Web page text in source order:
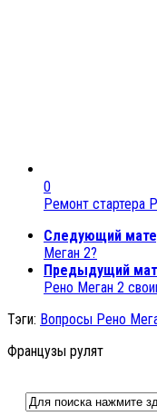
0
Ремонт стартера
Следующий
Меган 2?
Предыдущий
Рено Меган 2
Тэги: Вопросы Рено
Французы рулят